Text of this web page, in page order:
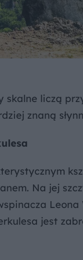
skalne liczą
znaną
Na jej
Leona
jest